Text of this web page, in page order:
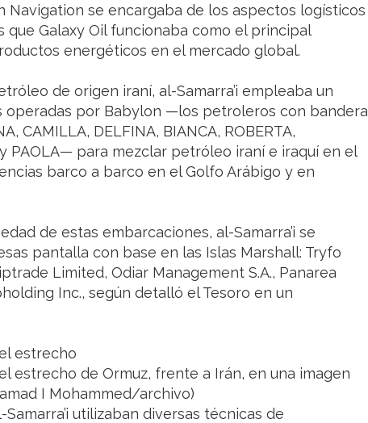
Navigation se encargaba de los aspectos logísticos
Galaxy Oil funcionaba como el principal
energéticos en el mercado global.
de origen iraní, al-Samarra’i empleaba un
operadas por Babylon —los petroleros con bandera
CAMILLA, DELFINA, BIANCA, ROBERTA,
y PAOLA— para mezclar petróleo iraní e iraquí en el
barco a barco en el Golfo Arábigo y en
de estas embarcaciones, al-Samarra’i se
pantalla con base en las Islas Marshall: Tryfo
Limited, Odiar Management S.A., Panarea
Inc., según detalló el Tesoro en un
estrecho
estrecho de Ormuz, frente a Irán, en una imagen
I Mohammed/archivo)
utilizaban diversas técnicas de